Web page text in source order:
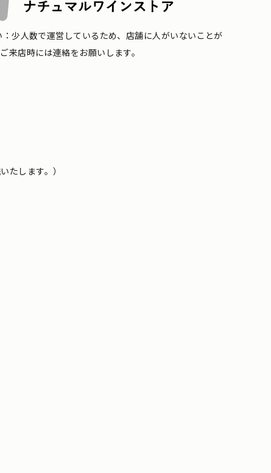
少人数で運営しているため、店舗に人がいないことが
来店時には連絡をお願いします。
たします。）